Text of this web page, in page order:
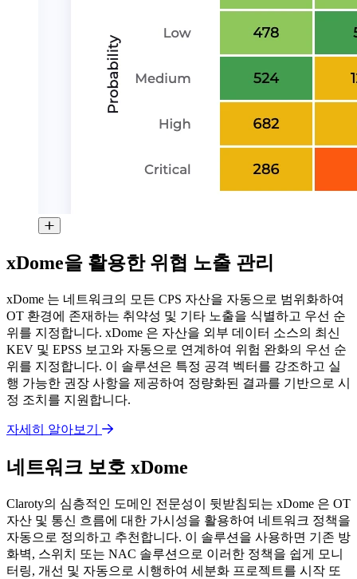
xDome을 활용한 위협 노출 관리
xDome 는 네트워크의 모든 CPS 자산을 자동으로 범위화하여
OT 환경에 존재하는 취약성 및 기타 노출을 식별하고 우선 순
위를 지정합니다. xDome 은 자산을 외부 데이터 소스의 최신
KEV 및 EPSS 보고와 자동으로 연계하여 위험 완화의 우선 순
위를 지정합니다. 이 솔루션은 특정 공격 벡터를 강조하고 실
행 가능한 권장 사항을 제공하여 정량화된 결과를 기반으로 시
정 조치를 지원합니다.
자세히 알아보기
네트워크 보호 xDome
Claroty의 심층적인 도메인 전문성이 뒷받침되는 xDome 은 OT
자산 및 통신 흐름에 대한 가시성을 활용하여 네트워크 정책을
자동으로 정의하고 추천합니다. 이 솔루션을 사용하면 기존 방
화벽, 스위치 또는 NAC 솔루션으로 이러한 정책을 쉽게 모니
터링, 개선 및 자동으로 시행하여 세분화 프로젝트를 시작 또